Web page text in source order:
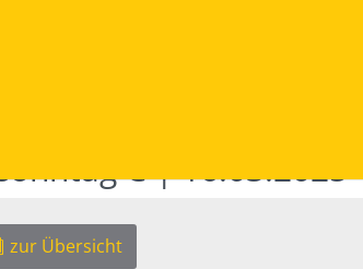
C | 16.03.2025
zur Übersicht